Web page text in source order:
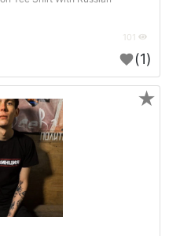
(1)
★